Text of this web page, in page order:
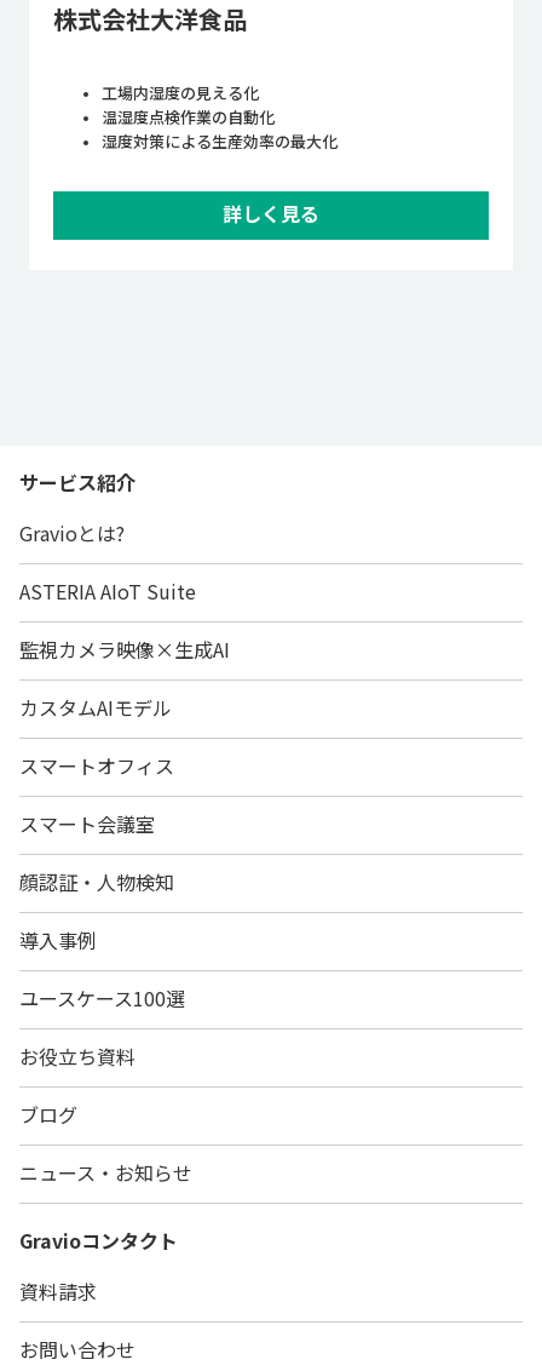
株式会社大洋食品
工場内湿度の見える化
温湿度点検作業の自動化
湿度対策による生産効率の最大化
詳しく見る
サービス紹介
Gravioとは?
ASTERIA AIoT Suite
監視カメラ映像×生成AI
カスタムAIモデル
スマートオフィス
スマート会議室
顔認証・人物検知
導入事例
ユースケース100選
お役立ち資料
ブログ
ニュース・お知らせ
Gravioコンタクト
資料請求
お問い合わせ